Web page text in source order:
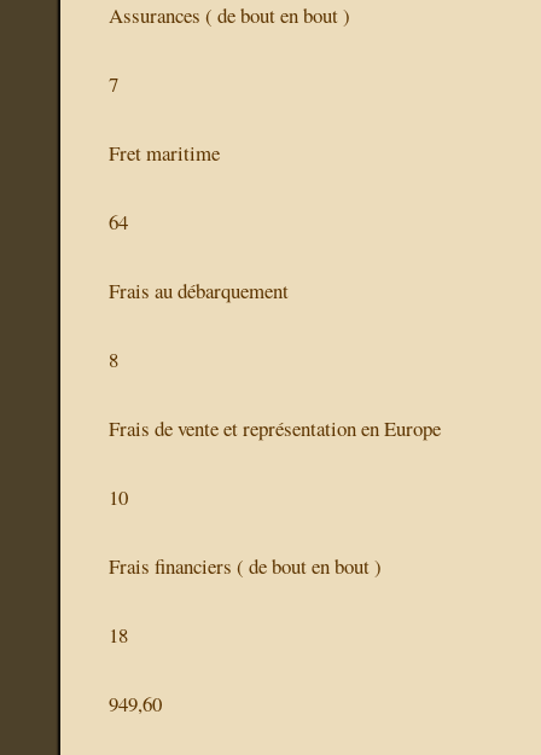
Assurances ( de bout en bout )
7
Fret maritime
64
Frais au débarquement
8
Frais de vente et représentation en Europe
10
Frais financiers ( de bout en bout )
18
949,60